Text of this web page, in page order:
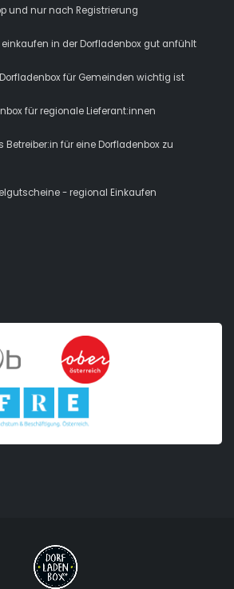
und nur nach Registrierung
einkaufen in der Dorfladenbox gut anfühlt
für Gemeinden wichtig ist
für regionale Lieferant:innen
Betreiber:in für eine Dorfladenbox zu
- regional Einkaufen